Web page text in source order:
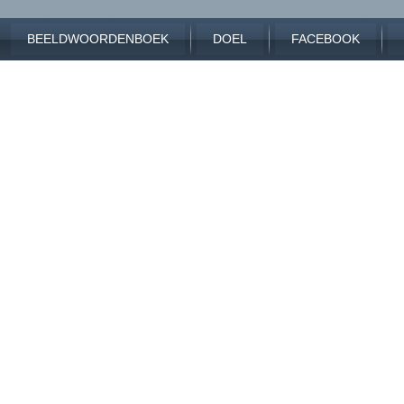
BEELDWOORDENBOEK DOEL FACEBOOK